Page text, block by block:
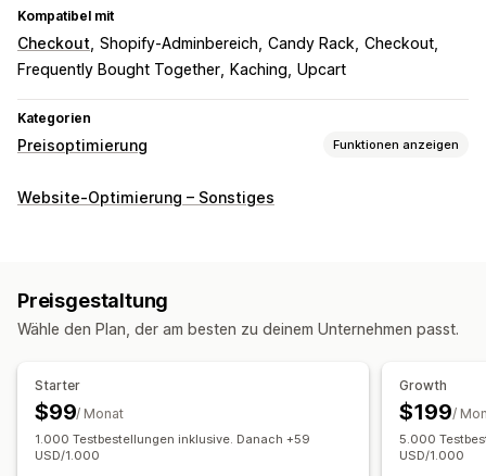
Kompatibel mit
Checkout Shopify-Adminbereich Candy Rack Checkout
Frequently Bought Together
Kaching Upcart
Kategorien
Preisoptimierung Funktionen anzeigen
Management der Preisgestaltung
Überwachung
Website-Optimierung – Sonstiges
Preisgestaltung
Wähle den Plan, der am besten zu deinem Unternehmen passt.
Starter
$99/ Monat
1.000 Testbestellungen inklusive. Danach +59
USD/1.000
Growth
$199/
5.000
USD/1.000